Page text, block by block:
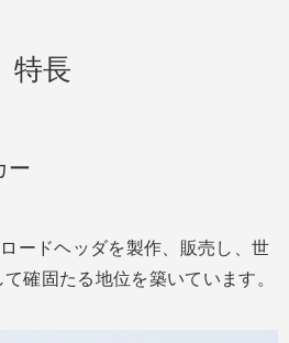
特長
ー
ードヘッダを製作、販売し、世
確固たる地位を築いています。